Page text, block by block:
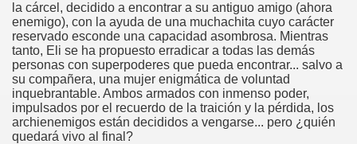
la cárcel, decidido a encontrar a su antiguo amigo (ahora
enemigo), con la ayuda de una muchachita cuyo carácter
reservado esconde una capacidad asombrosa. Mientras
tanto, Eli se ha propuesto erradicar a todas las demás
personas con superpoderes que pueda encontrar... salvo a
su compañera, una mujer enigmática de voluntad
inquebrantable. Ambos armados con inmenso poder,
impulsados por el recuerdo de la traición y la pérdida, los
archienemigos están decididos a vengarse... pero ¿quién
quedará vivo al final?